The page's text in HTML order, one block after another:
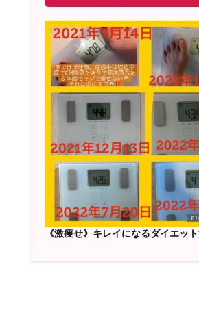
《激痩せ》キレイになるダイエッ